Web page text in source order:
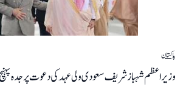
پاکستان
وزیراعظم شہباز شریف سعودی ولی عہد کی دعوت پر جدہ